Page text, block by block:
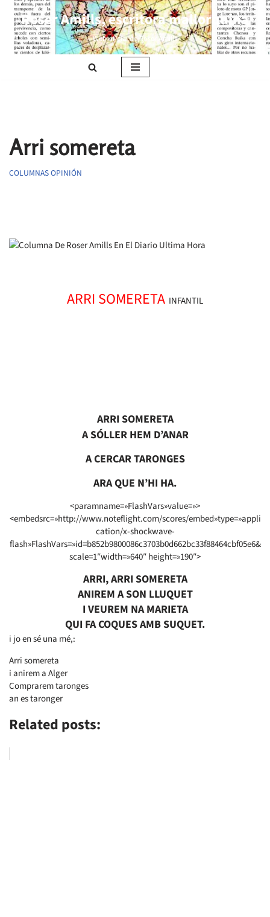
Saltar
al
Roser Amills, escritora mallorquina
Web oficial de Roser Amills
Arri somereta
COLUMNAS OPINIÓN
ARRI SOMERETA INFANTIL
ARRI SOMERETA
A SÓLLER HEM D’ANAR
A CERCAR TARONGES
ARA QUE N’HI HA.
<paramname=»FlashVars»value=»>
<embedsrc=»http://www.noteflight.com/scores/embed»type=»appli
cation/x-shockwave-
flash»FlashVars=»id=b852b9800086c3703b0d662bc33f88464cbf05e6&
scale=1″width=»640″ height=»190″>
ARRI, ARRI SOMERETA
ANIREM A SON LLUQUET
I VEUREM NA MARIETA
QUI FA COQUES AMB SUQUET.
i jo en sé una mé,:
Arri somereta
i anirem a Alger
Comprarem taronges
an es taronger
Related posts: